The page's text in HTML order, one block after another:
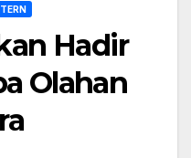
Hadir
Olahan